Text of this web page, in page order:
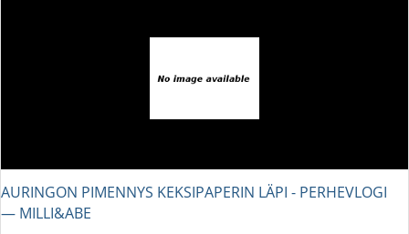
AURINGON PIMENNYS KEKSIPAPERIN LÄPI - PERHEVLOGI
― MILLI&ABE